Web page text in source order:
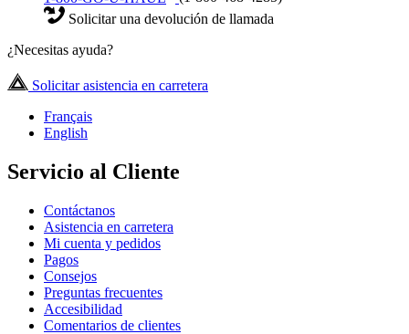
Solicitar una devolución de llamada
¿Necesitas ayuda?
Solicitar asistencia en carretera
Français
English
Servicio al Cliente
Contáctanos
Asistencia en carretera
Mi cuenta y pedidos
Pagos
Consejos
Preguntas frecuentes
Accesibilidad
Comentarios de clientes